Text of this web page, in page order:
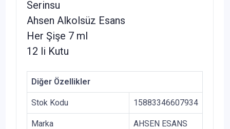
Serinsu
Ahsen Alkolsüz Esans
Her Şişe 7 ml
12 li Kutu
Diğer Özellikler
Stok Kodu 15883346607934
Marka AHSEN ESANS